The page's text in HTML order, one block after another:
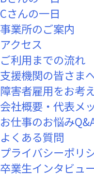
Cさんの一日
事業所のご案内
アクセス
ご利用までの流れ
支援機関の皆さま
障害者雇用をお考
会社概要・代表メ
お仕事のお悩み
よくある質問
プライバシーポリ
卒業生インタビュ